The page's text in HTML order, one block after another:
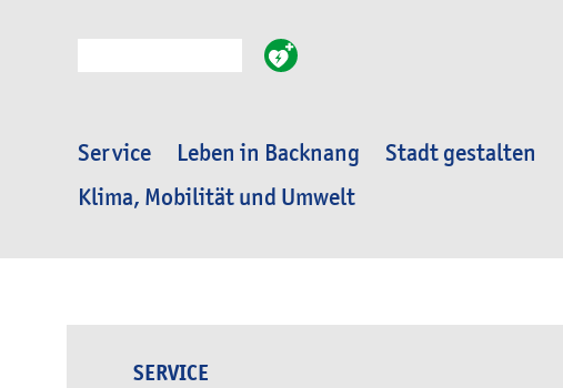
Service Leben in Backnang Stadt gestalten
Klima, Mobilität und Umwelt
SERVICE